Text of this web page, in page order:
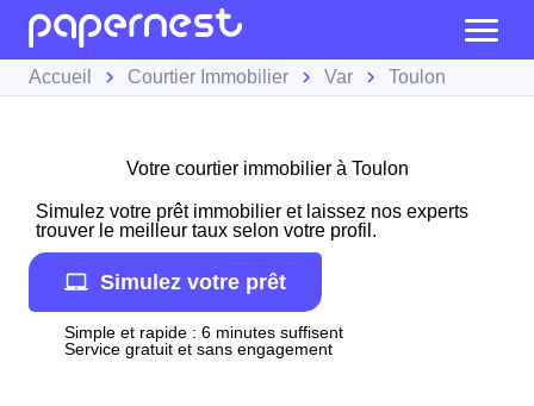
Accueil Courtier Immobilier Var Toulon
Votre courtier immobilier à Toulon
Simulez votre prêt immobilier et laissez nos experts
trouver le meilleur taux selon votre profil.
Simulez votre prêt
Simple et rapide : 6 minutes suffisent
Service gratuit et sans engagement